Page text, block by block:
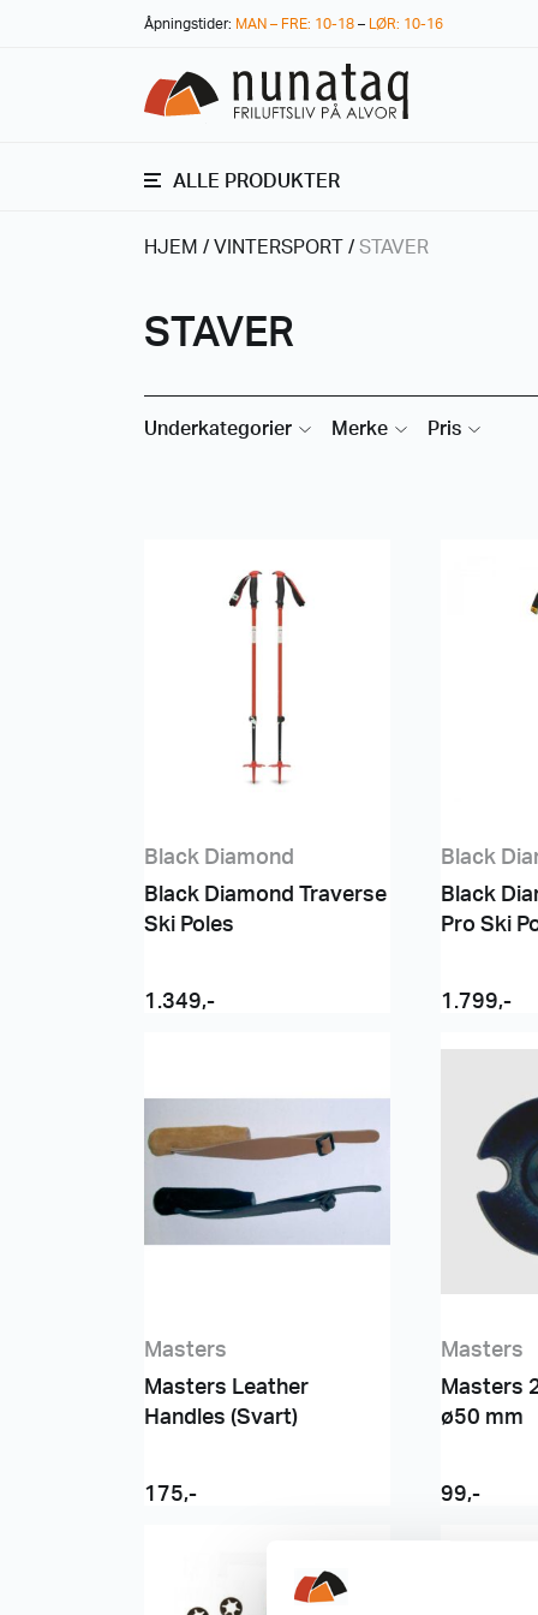
Åpningstider: MAN – FRE: 10-18 – LØR: 10-16
ALLE PRODUKTER
HJEM / VINTERSPORT / STAVER
STAVER
Underkategorier Merke Pris
Black Diamond
Black Diamond Traverse
Ski Poles
1.349,-
Black
Black
Pro Ski
1.799,-
Masters
Masters Leather
Handles (Svart)
175,-
Masters
Masters
ø50 mm
99,-